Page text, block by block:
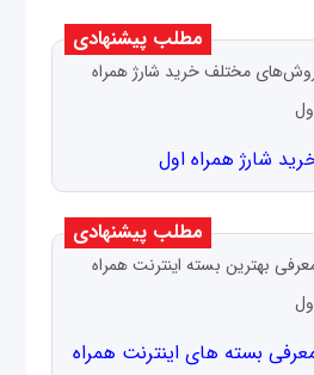
مطلب پیشنهادی
مختلف خرید شارژ همراه
شارژ همراه اول
مطلب پیشنهادی
بهترین بسته اینترنت همراه
بسته‌ های اینترنت همراه